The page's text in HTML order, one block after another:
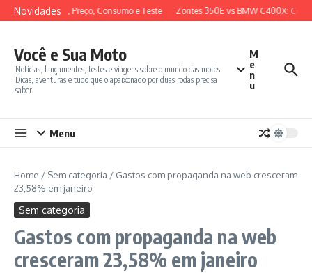
Ir para o conteúdo
Novidades
Completo, Preço, Consumo e Teste Zontes 350E vs BMW C400X:
Você e Sua Moto
Notícias, lançamentos, testes e viagens sobre o mundo das motos.
Dicas, aventuras e tudo que o apaixonado por duas rodas precisa
saber!
M
e
n
u
Menu
Home / Sem categoria / Gastos com propaganda na web cresceram
23,58% em janeiro
Sem categoria
Gastos com propaganda na web
cresceram 23,58% em janeiro